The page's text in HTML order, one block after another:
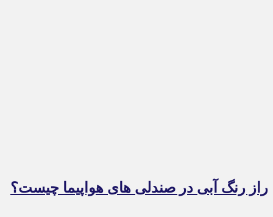
راز رنگ آبی در صندلی های هواپیما چیست؟